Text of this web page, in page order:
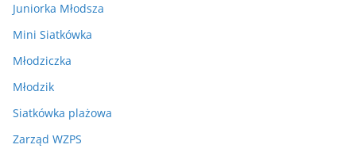
Juniorka Młodsza
Mini Siatkówka
Młodziczka
Młodzik
Siatkówka plażowa
Zarząd WZPS